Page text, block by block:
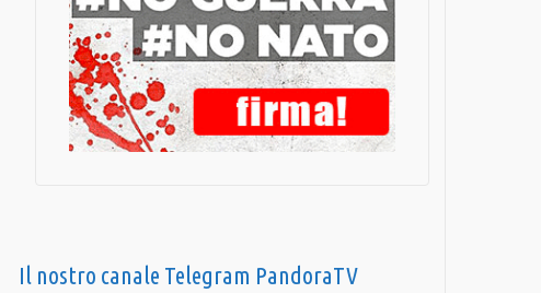
Il nostro canale Telegram PandoraTV